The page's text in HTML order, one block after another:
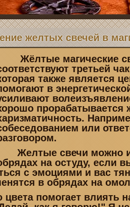
желтых свечей в
Жёлтые магические
третьей
также является
в
прорабатывается
или
Желтые свечи можно
на остуду, если
с эмоциями и вас
в обрядах на
помогает влиять